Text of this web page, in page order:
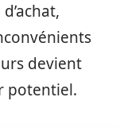
devient
potentiel.